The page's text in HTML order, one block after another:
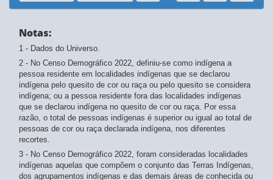
Notas:
1 - Dados do Universo.
2 - No Censo Demográfico 2022, definiu-se como indígena a
pessoa residente em localidades indígenas que se declarou
indígena pelo quesito de cor ou raça ou pelo quesito se considera
indígena; ou a pessoa residente fora das localidades indígenas
que se declarou indígena no quesito de cor ou raça. Por essa
razão, o total de pessoas indígenas é superior ou igual ao total de
pessoas de cor ou raça declarada indígena, nos diferentes
recortes.
3 - No Censo Demográfico 2022, foram consideradas localidades
indígenas aquelas que compõem o conjunto das Terras Indígenas,
dos agrupamentos indígenas e das demais áreas de conhecida ou